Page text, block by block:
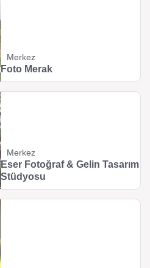
Merkez
Foto Merak
Merkez
Eser Fotoğraf & Gelin Tasarım
Stüdyosu